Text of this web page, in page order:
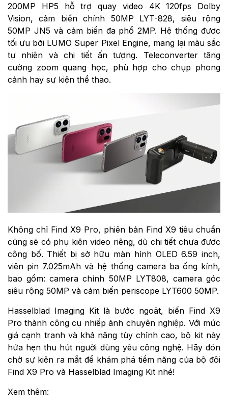
200MP HP5 hỗ trợ quay video 4K 120fps Dolby
Vision, cảm biến chính 50MP LYT-828, siêu rộng
50MP JN5 và cảm biến đa phổ 2MP. Hệ thống được
tối ưu bởi LUMO Super Pixel Engine, mang lại màu sắc
tự nhiên và chi tiết ấn tượng. Teleconverter tăng
cường zoom quang học, phù hợp cho chụp phong
cảnh hay sự kiện thể thao.
Không chỉ Find X9 Pro, phiên bản Find X9 tiêu chuẩn
cũng sẽ có phụ kiện video riêng, dù chi tiết chưa được
công bố. Thiết bị sở hữu màn hình OLED 6.59 inch,
viên pin 7.025mAh và hệ thống camera ba ống kính,
bao gồm: camera chính 50MP LYT808, camera góc
siêu rộng 50MP và cảm biến periscope LYT600 50MP.
Hasselblad Imaging Kit là bước ngoặt, biến Find X9
Pro thành công cụ nhiếp ảnh chuyên nghiệp. Với mức
giá cạnh tranh và khả năng tùy chỉnh cao, bộ kit này
hứa hẹn thu hút người dùng yêu công nghệ. Hãy đón
chờ sự kiện ra mắt để khám phá tiềm năng của bộ đôi
Find X9 Pro và Hasselblad Imaging Kit nhé!
Xem thêm: